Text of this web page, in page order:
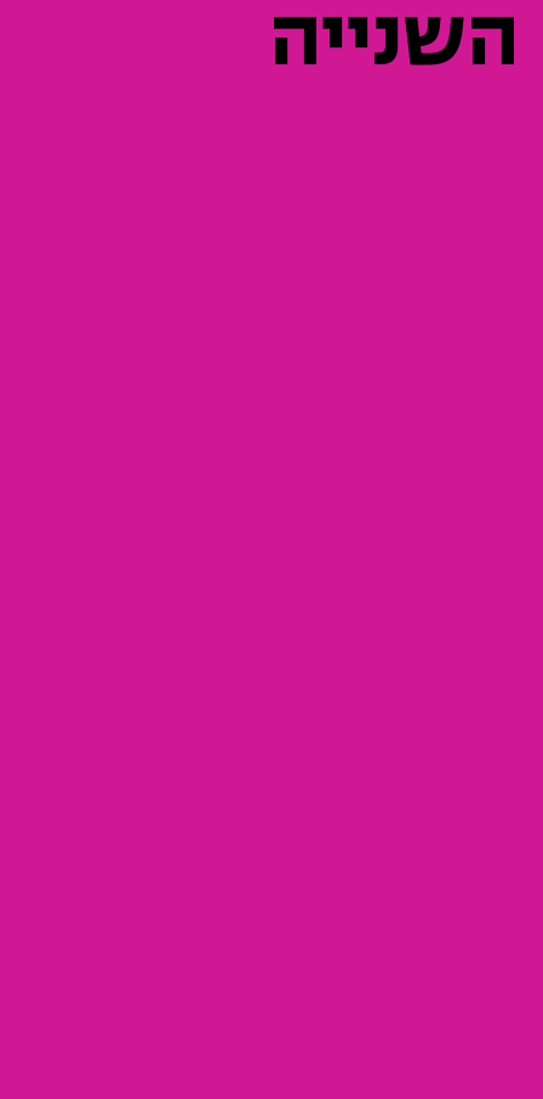
השנייה